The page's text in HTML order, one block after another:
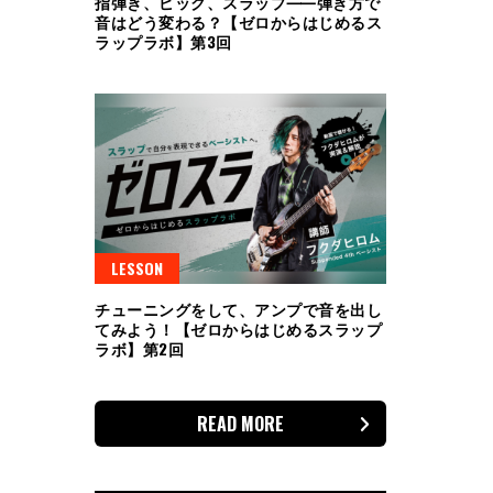
音はどう変わる？【ゼロからはじめるス
ラップラボ】第3回
LESSON
チューニングをして、アンプで音を出し
てみよう！【ゼロからはじめるスラップ
ラボ】第2回
READ MORE